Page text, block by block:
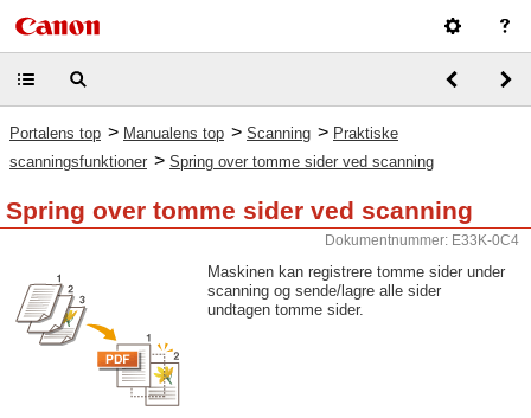
Portalens top > Manualens top > Scanning > Praktiske
scanningsfunktioner > Spring over tomme sider ved scanning
Spring over tomme sider ved scanning
Dokumentnummer: E33K-0C4
Maskinen kan registrere tomme sider under
scanning og sende/lagre alle sider
undtagen tomme sider.